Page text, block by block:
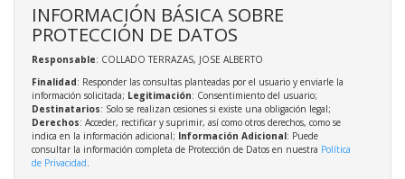
INFORMACIÓN BÁSICA SOBRE
PROTECCIÓN DE DATOS
Responsable: COLLADO TERRAZAS, JOSE ALBERTO
Finalidad: Responder las consultas planteadas por el usuario y enviarle la
información solicitada; Legitimación: Consentimiento del usuario;
Destinatarios: Solo se realizan cesiones si existe una obligación legal;
Derechos: Acceder, rectificar y suprimir, así como otros derechos, como se
indica en la información adicional; Información Adicional: Puede
consultar la información completa de Protección de Datos en nuestra Política
de Privacidad